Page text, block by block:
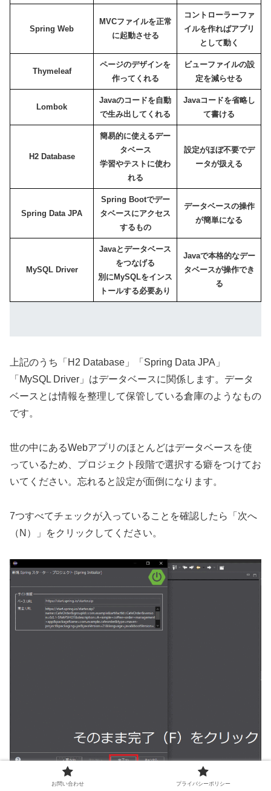
Spring Web
MVCファイルを正常
に起動させる
コントローラーファ
イルを作ればアプリ
として動く
Thymeleaf
ページのデザインを
作ってくれる
ビューファイルの設
定を減らせる
Lombok
Javaのコードを自動
で生み出してくれる
Javaコードを省略し
て書ける
H2 Database
簡易的に使えるデー
タベース
学習やテストに使わ
れる
設定がほぼ不要でデ
ータが扱える
Spring Data JPA
Spring Bootでデー
タベースにアクセス
するもの
データベースの操作
が簡単になる
MySQL Driver
Javaとデータベース
をつなげる
別にMySQLをインス
トールする必要あり
Javaで本格的なデー
タベースが操作でき
る
上記のうち「H2 Database」「Spring Data JPA」
「MySQL Driver」はデータベースに関係します。データ
ベースとは情報を整理して保管している倉庫のようなもの
です。
世の中にあるWebアプリのほとんどはデータベースを使
っているため、プロジェクト段階で選択する癖をつけてお
いてください。忘れると設定が面倒になります。
7つすべてチェックが入っていることを確認したら「次へ
（N）」をクリックしてください。
お問い合わせ プライバシーポリシー